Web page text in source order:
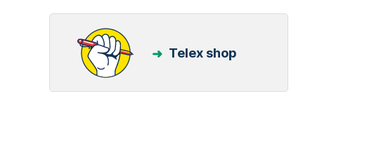
Telex shop